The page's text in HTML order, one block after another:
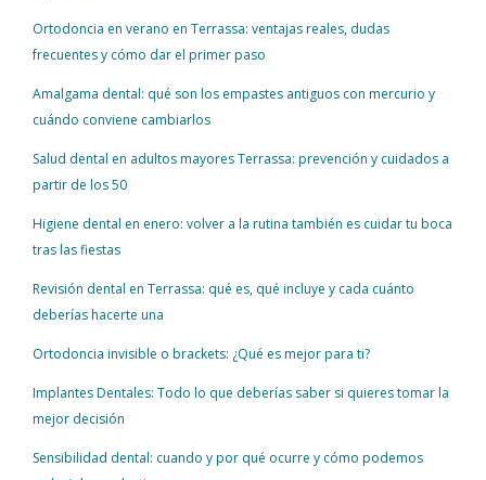
Ortodoncia en verano en Terrassa: ventajas reales, dudas
frecuentes y cómo dar el primer paso
Amalgama dental: qué son los empastes antiguos con mercurio y
cuándo conviene cambiarlos
Salud dental en adultos mayores Terrassa: prevención y cuidados a
partir de los 50
Higiene dental en enero: volver a la rutina también es cuidar tu boca
tras las fiestas
Revisión dental en Terrassa: qué es, qué incluye y cada cuánto
deberías hacerte una
Ortodoncia invisible o brackets: ¿Qué es mejor para ti?
Implantes Dentales: Todo lo que deberías saber si quieres tomar la
mejor decisión
Sensibilidad dental: cuando y por qué ocurre y cómo podemos